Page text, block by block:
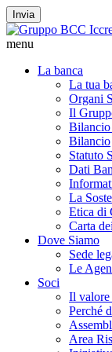
Invia
menu
La banca
La tua
Organi
Il
Bilancio
Bilancio
Statuto
Dati
La
Etica di
Carta
Dove Siamo
Sede
Le
Soci
Il valore
Perché
Area